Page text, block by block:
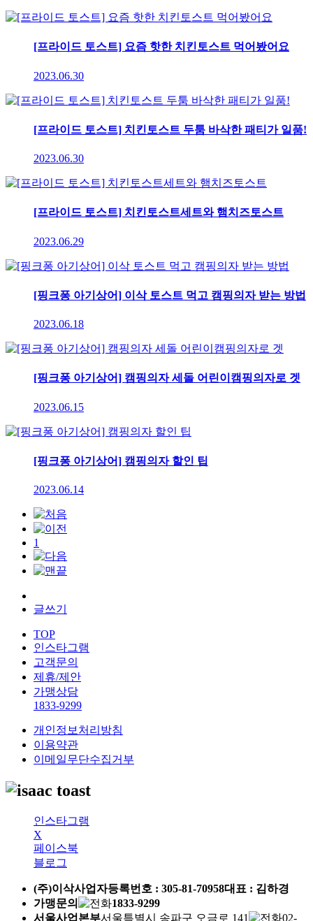
[프라이드 토스트] 요즘 핫한 치킨토스트 먹어봤어요
2023.06.30
[프라이드 토스트] 치킨토스트 두툼 바삭한 패티가 일품!
2023.06.30
[프라이드 토스트] 치킨토스트세트와 햄치즈토스트
2023.06.29
[핑크퐁 아기상어] 이삭 토스트 먹고 캠핑의자 받는 방법
2023.06.18
[핑크퐁 아기상어] 캠핑의자 세돌 어린이캠핑의자로 겟
2023.06.15
[핑크퐁 아기상어] 캠핑의자 할인 팁
2023.06.14
1
글쓰기
TOP
인스타그램
고객문의
제휴/제안
가맹상담
1833-9299
개인정보처리방침
이용약관
이메일무단수집거부
인스타그램
X
페이스북
블로그
(주)이삭사업자등록번호 : 305-81-70958대표 : 김하경
가맹문의
1833-9299
서울사업본부서울특별시 송파구 오금로 141 02-